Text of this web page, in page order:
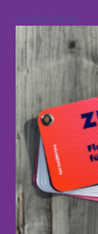
weiterlesen